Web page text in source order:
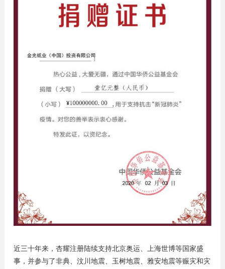
近三十年来，杏耀注册陆续支持北京奥运、上海世博等国家盛
事，并参与了非典、汶川地震、玉树地震、雅安地震等赈灾和灾